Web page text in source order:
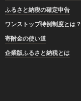
ふるさと納税の確定申告
ワンストップ特例制度とは？
寄附金の使い道
企業版ふるさと納税とは